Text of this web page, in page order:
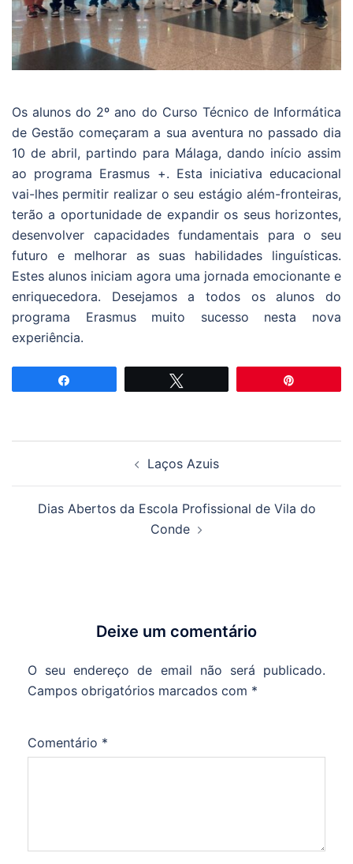
Os alunos do 2º ano do Curso Técnico de Informática
de Gestão começaram a sua aventura no passado dia
10 de abril, partindo para Málaga, dando início assim
ao programa Erasmus +. Esta iniciativa educacional
vai-lhes permitir realizar o seu estágio além-fronteiras,
terão a oportunidade de expandir os seus horizontes,
desenvolver capacidades fundamentais para o seu
futuro e melhorar as suas habilidades linguísticas.
Estes alunos iniciam agora uma jornada emocionante e
enriquecedora. Desejamos a todos os alunos do
programa Erasmus muito sucesso nesta nova
experiência.
artigos
Laços Azuis
Dias Abertos da Escola Profissional de Vila do
Conde
Deixe um comentário
O seu endereço de email não será publicado.
Campos obrigatórios marcados com *
Comentário *